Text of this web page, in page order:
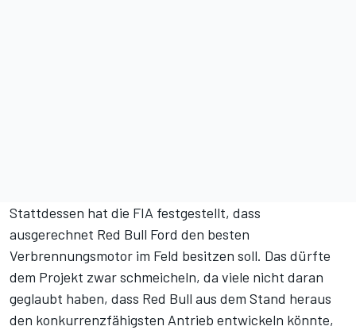
Stattdessen hat die FIA festgestellt, dass
ausgerechnet Red Bull Ford den besten
Verbrennungsmotor im Feld besitzen soll. Das dürfte
dem Projekt zwar schmeicheln, da viele nicht daran
geglaubt haben, dass Red Bull aus dem Stand heraus
den konkurrenzfähigsten Antrieb entwickeln könnte,